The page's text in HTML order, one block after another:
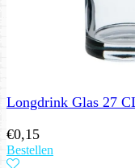
Longdrink Glas 27
€0,15
Bestellen